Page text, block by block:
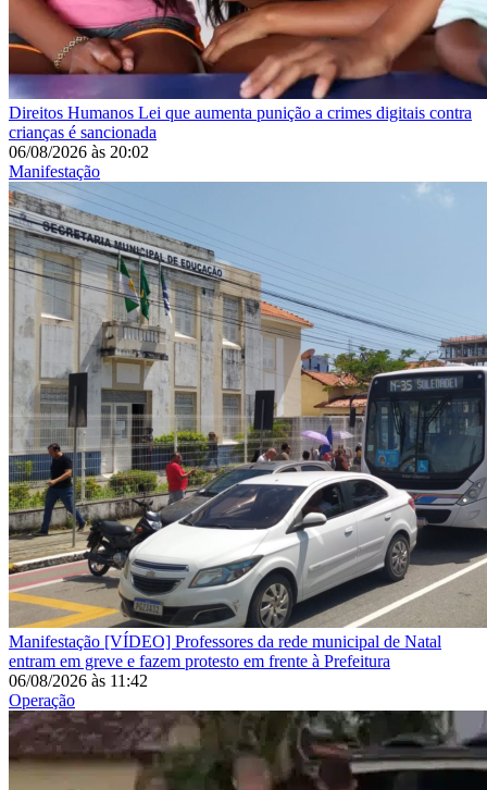
Direitos Humanos Lei que aumenta punição a crimes digitais contra
crianças é sancionada
06/08/2026 às 20:02
Manifestação
Manifestação [VÍDEO] Professores da rede municipal de Natal
entram em greve e fazem protesto em frente à Prefeitura
06/08/2026 às 11:42
Operação